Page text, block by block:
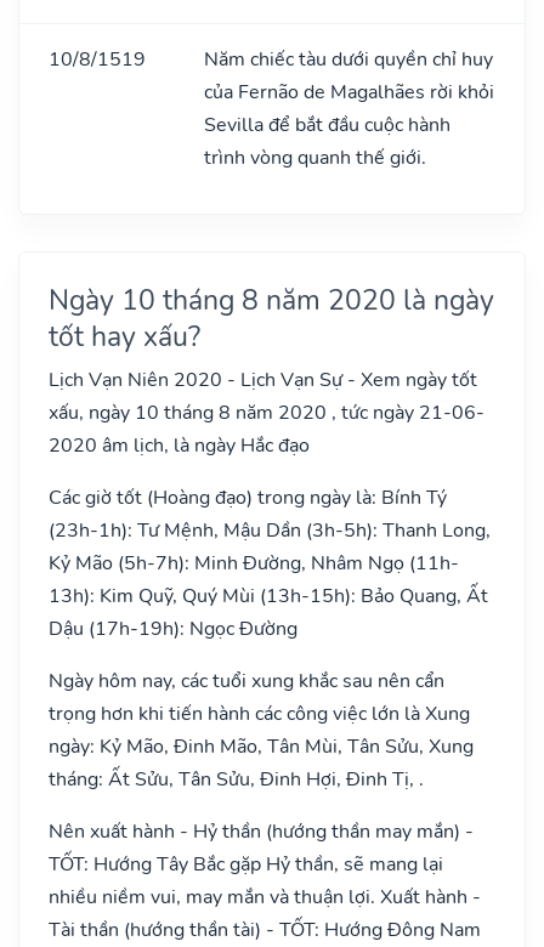
10/8/1519
Năm chiếc tàu dưới quyền chỉ huy
của Fernão de Magalhães rời khỏi
Sevilla để bắt đầu cuộc hành
trình vòng quanh thế giới.
Ngày 10 tháng 8 năm 2020 là ngày
tốt hay xấu?
Lịch Vạn Niên 2020 - Lịch Vạn Sự - Xem ngày tốt
xấu, ngày 10 tháng 8 năm 2020 , tức ngày 21-06-
2020 âm lịch, là ngày Hắc đạo
Các giờ tốt (Hoàng đạo) trong ngày là: Bính Tý
(23h-1h): Tư Mệnh, Mậu Dần (3h-5h): Thanh Long,
Kỷ Mão (5h-7h): Minh Đường, Nhâm Ngọ (11h-
13h): Kim Quỹ, Quý Mùi (13h-15h): Bảo Quang, Ất
Dậu (17h-19h): Ngọc Đường
Ngày hôm nay, các tuổi xung khắc sau nên cẩn
trọng hơn khi tiến hành các công việc lớn là Xung
ngày: Kỷ Mão, Đinh Mão, Tân Mùi, Tân Sửu, Xung
tháng: Ất Sửu, Tân Sửu, Đinh Hợi, Đinh Tị, .
Nên xuất hành - Hỷ thần (hướng thần may mắn) -
TỐT: Hướng Tây Bắc gặp Hỷ thần, sẽ mang lại
nhiều niềm vui, may mắn và thuận lợi. Xuất hành -
Tài thần (hướng thần tài) - TỐT: Hướng Đông Nam